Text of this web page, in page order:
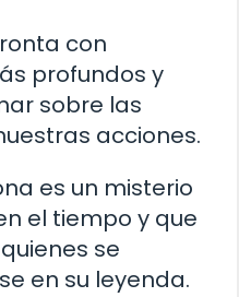
con
profundos y
sobre las
acciones.
es un misterio
el tiempo y que
se
en su leyenda.